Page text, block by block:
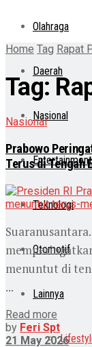
Olahraga
Daerah
Nasional
Entertainment
Teknologi
Otomotif
Lainnya
Home Tag Rapat
Tag:
Nasional
Prabowo
Terus di Tengah
menuntut di
...
Read more
by Feri Spt
21 May 2026